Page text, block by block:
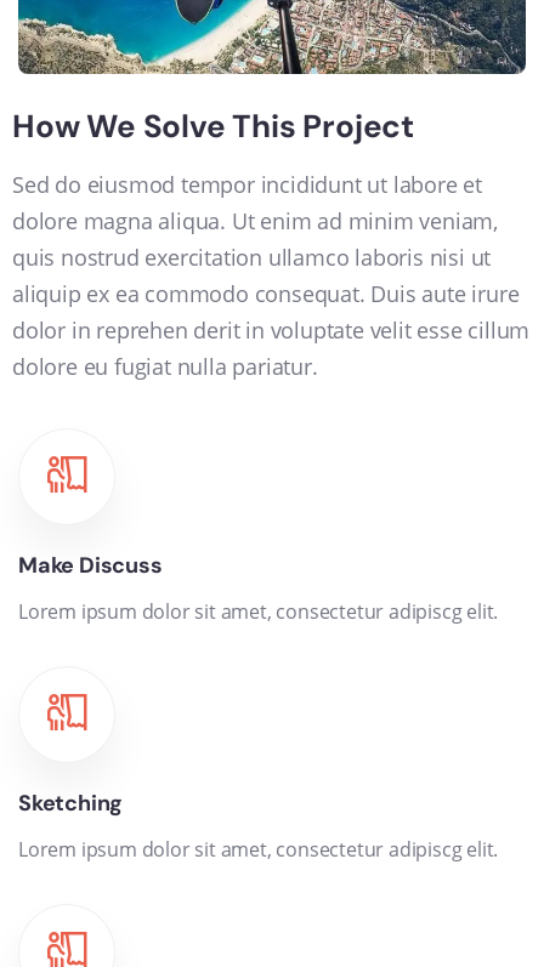
How We Solve This Project
Sed do eiusmod tempor incididunt ut labore et
dolore magna aliqua. Ut enim ad minim veniam,
quis nostrud exercitation ullamco laboris nisi ut
aliquip ex ea commodo consequat. Duis aute irure
dolor in reprehen derit in voluptate velit esse cillum
dolore eu fugiat nulla pariatur.
Make Discuss
Lorem ipsum dolor sit amet, consectetur adipiscg elit.
Sketching
Lorem ipsum dolor sit amet, consectetur adipiscg elit.